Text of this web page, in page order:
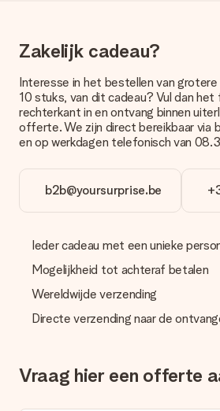
met onze klantenservice.
Betalen
Hoe kan ik mijn bestelling betalen?
Wij bieden de volgende
creditcard of handmatige
overboeking wel rekening met 3 dagen
Cadeau ontvangen
geleverd. Je kunt hiervoor contact
klantenservice, zij helpen je graag bij
passende oplossing.
Er wordt geen factuur meegestuurd bij
gerust het cadeau gelijk bij de
het echt een verrassing!
Zakelijk cadeau?
Interesse in het bestellen van grotere
10 stuks, van dit cadeau? Vul dan het
rechterkant in en ontvang binnen
offerte. We zijn direct bereikbaar via
en op werkdagen telefonisch van
b2b@yoursurprise.be
Ieder cadeau met een unieke
Mogelijkheid tot achteraf betalen
Wereldwijde verzending
Directe verzending naar de
Vraag hier een offerte